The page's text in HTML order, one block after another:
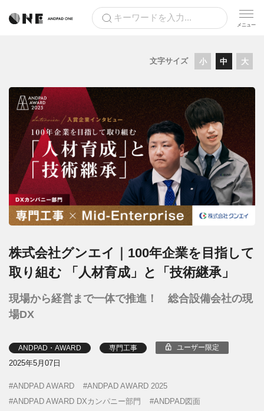
文字サイズ 小 中 大
株式会社グンエイ｜100年企業を目指して
取り組む 「人材育成」と「技術継承」
現場から経営まで一体で推進！ 総合設備会社の現
場DX
ANDPAD・AWARD 専門工事 ユーザー限定
2025年5月07日
ANDPAD AWARD
ANDPAD AWARD 2025
ANDPAD AWARD DXカンパニー部門
ANDPAD図面